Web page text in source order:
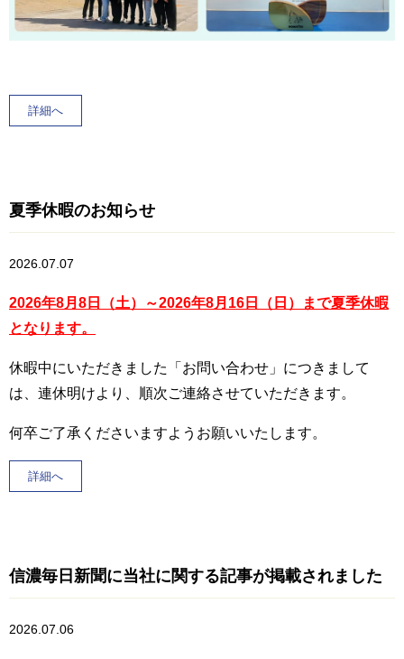
詳細へ
夏季休暇のお知らせ
2026.07.07
2026年8月8日（土）～2026年8月16日（日）まで夏季休暇
となります。
休暇中にいただきました「お問い合わせ」につきまして
は、連休明けより、順次ご連絡させていただきます。
何卒ご了承くださいますようお願いいたします。
詳細へ
信濃毎日新聞に当社に関する記事が掲載されました
2026.07.06